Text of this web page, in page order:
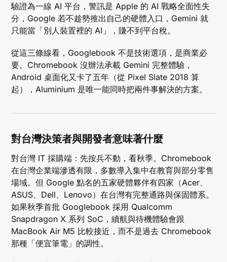
驗證為一線 AI 平台，警訊是 Apple 的 AI 戰略全面性失
分，Google 若不趁勢推出自己的硬體入口，Gemini 就
只能當「別人裝置裡的 AI」，賺不到平台稅。
從這三條線看，Googlebook 不是技術選項，是商業必
要。Chromebook 沒辦法承載 Gemini 完整體驗，
Android 桌面化又卡了五年（從 Pixel Slate 2018 算
起），Aluminium 是唯一能同時把兩件事解決的方案。
對台灣決策者與開發者意味著什麼
對台灣 IT 採購端：先按兵不動，看秋季。Chromebook
在台灣企業端滲透有限，多數導入集中在教育與部分零售
場域。但 Google 點名的五家硬體夥伴有四家（Acer、
ASUS、Dell、Lenovo）在台灣有完整通路與保固體系。
如果秋季首批 Googlebook 採用 Qualcomm
Snapdragon X 系列 SoC，續航與待機體驗會跟
MacBook Air M5 比較接近，而不是過去 Chromebook
那種「便宜筆電」的調性。